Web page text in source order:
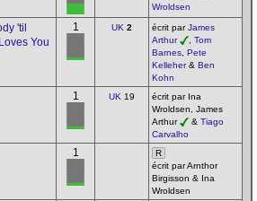
Wroldsen
'til
You
1 UK 2 écrit parJames
Arthur
Tom
Barnes Pete
Kelleher& Ben
Kohn
1 UK 19
écrit par Ina
Wroldsen, James
Arthur
& Tiago
Carvalho
1
R
écrit par Arnthor
Birgisson & Ina
Wroldsen